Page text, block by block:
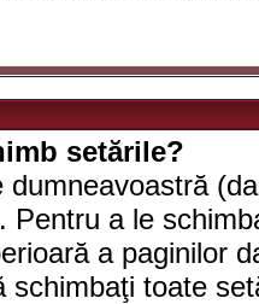
setările?
dumneavoastră
Pentru a le
a paginilor
schimbaţi toate